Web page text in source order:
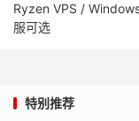
Ryzen VPS /
服可选
特别推荐